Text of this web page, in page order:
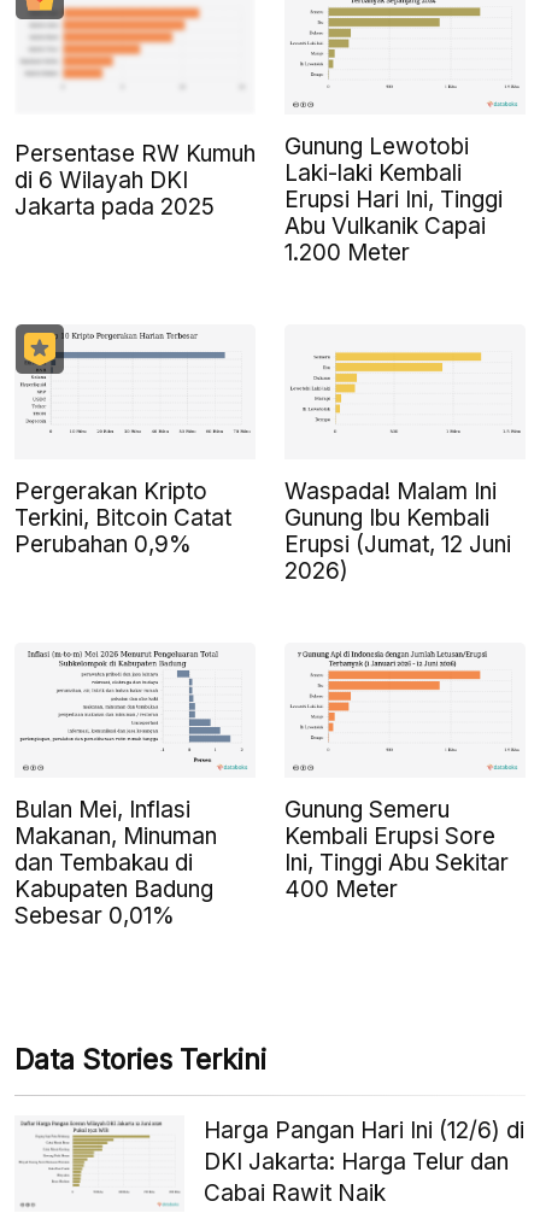
Persentase RW Kumuh
di 6 Wilayah DKI
Jakarta pada 2025
Gunung Lewotobi
Laki-laki Kembali
Erupsi Hari Ini, Tinggi
Abu Vulkanik Capai
1.200 Meter
Pergerakan Kripto
Terkini, Bitcoin Catat
Perubahan 0,9%
Waspada! Malam Ini
Gunung Ibu Kembali
Erupsi (Jumat, 12 Juni
2026)
Bulan Mei, Inflasi
Makanan, Minuman
dan Tembakau di
Kabupaten Badung
Sebesar 0,01%
Gunung Semeru
Kembali Erupsi Sore
Ini, Tinggi Abu Sekitar
400 Meter
Data Stories Terkini
Harga Pangan Hari Ini (12/6) di
DKI Jakarta: Harga Telur dan
Cabai Rawit Naik